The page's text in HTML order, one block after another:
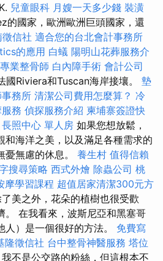
兒童眼科 月嫂一天多少錢 裝潢
的國家，歐洲歐洲巨頭國家，還
徵信社 適合您的台北會計事務所
的應用 白蟻 陽明山花葬服務介
專業整骨師 白內障手術 會計公司
國Riviera和Tuscan海岸接壤。 墊
務所 清潔公司費用怎麼算？ 冷
務 偵探服務介紹 柬埔寨簽證快
長照中心 單人房 如果您想放鬆，
和海洋之美，以及滿足各種需求的
憂無慮的休息。 養生村 值得信賴
搜尋策略 西式外燴 除蟲公司 桃
摩學習課程 超值居家清潔300元方
了美之外，花朵的植樹也很受歡
。 在我看來，波斯尼亞和黑塞哥
）是一個很好的方法。 免費寫
隆徵信社 台中整骨神醫服務 塔位
我不是公交路的粉絲，但這根本不